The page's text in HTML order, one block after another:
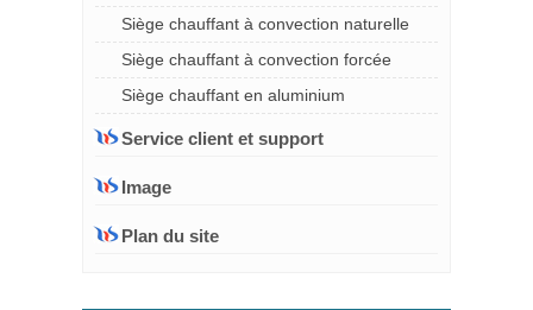
Siège chauffant à convection naturelle
Siège chauffant à convection forcée
Siège chauffant en aluminium
Service client et support
Image
Plan du site